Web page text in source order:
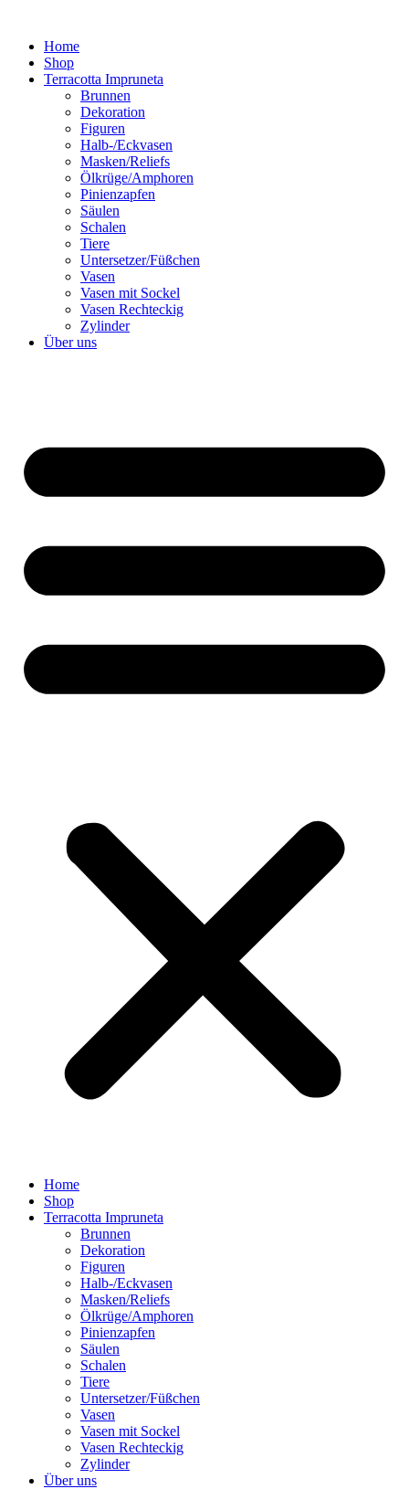
springenHome
Shop
Terracotta Impruneta
Brunnen
Dekoration
Figuren
Halb-/Eckvasen
Masken/Reliefs
Ölkrüge/Amphoren
Pinienzapfen
Säulen
Schalen
Tiere
Untersetzer/Füßchen
Vasen
Vasen mit Sockel
Vasen Rechteckig
Zylinder
Über uns
Home
Shop
Terracotta Impruneta
Brunnen
Dekoration
Figuren
Halb-/Eckvasen
Masken/Reliefs
Ölkrüge/Amphoren
Pinienzapfen
Säulen
Schalen
Tiere
Untersetzer/Füßchen
Vasen
Vasen mit Sockel
Vasen Rechteckig
Zylinder
Über uns